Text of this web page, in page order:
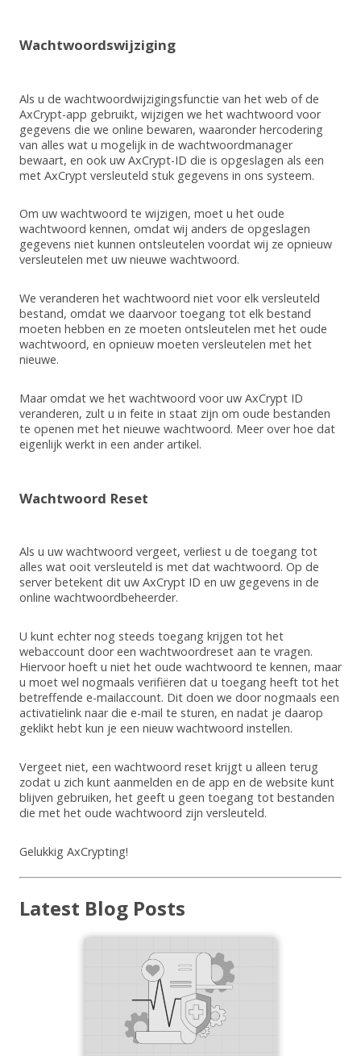
Wachtwoordswijziging
Als u de wachtwoordwijzigingsfunctie van het web of de
AxCrypt-app gebruikt, wijzigen we het wachtwoord voor
gegevens die we online bewaren, waaronder hercodering
van alles wat u mogelijk in de wachtwoordmanager
bewaart, en ook uw AxCrypt-ID die is opgeslagen als een
met AxCrypt versleuteld stuk gegevens in ons systeem.
Om uw wachtwoord te wijzigen, moet u het oude
wachtwoord kennen, omdat wij anders de opgeslagen
gegevens niet kunnen ontsleutelen voordat wij ze opnieuw
versleutelen met uw nieuwe wachtwoord.
We veranderen het wachtwoord niet voor elk versleuteld
bestand, omdat we daarvoor toegang tot elk bestand
moeten hebben en ze moeten ontsleutelen met het oude
wachtwoord, en opnieuw moeten versleutelen met het
nieuwe.
Maar omdat we het wachtwoord voor uw AxCrypt ID
veranderen, zult u in feite in staat zijn om oude bestanden
te openen met het nieuwe wachtwoord. Meer over hoe dat
eigenlijk werkt in een ander artikel.
Wachtwoord Reset
Als u uw wachtwoord vergeet, verliest u de toegang tot
alles wat ooit versleuteld is met dat wachtwoord. Op de
server betekent dit uw AxCrypt ID en uw gegevens in de
online wachtwoordbeheerder.
U kunt echter nog steeds toegang krijgen tot het
webaccount door een wachtwoordreset aan te vragen.
Hiervoor hoeft u niet het oude wachtwoord te kennen, maar
u moet wel nogmaals verifiëren dat u toegang heeft tot het
betreffende e-mailaccount. Dit doen we door nogmaals een
activatielink naar die e-mail te sturen, en nadat je daarop
geklikt hebt kun je een nieuw wachtwoord instellen.
Vergeet niet, een wachtwoord reset krijgt u alleen terug
zodat u zich kunt aanmelden en de app en de website kunt
blijven gebruiken, het geeft u geen toegang tot bestanden
die met het oude wachtwoord zijn versleuteld.
Gelukkig AxCrypting!
Latest Blog Posts